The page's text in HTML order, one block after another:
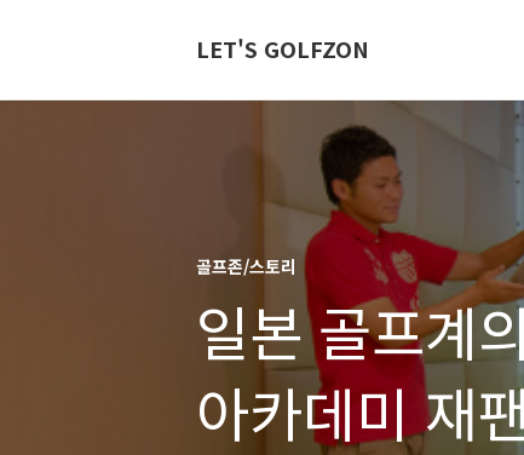
LET'S GOLFZON
골프존/스토리
일본 골프계
아카데미 재